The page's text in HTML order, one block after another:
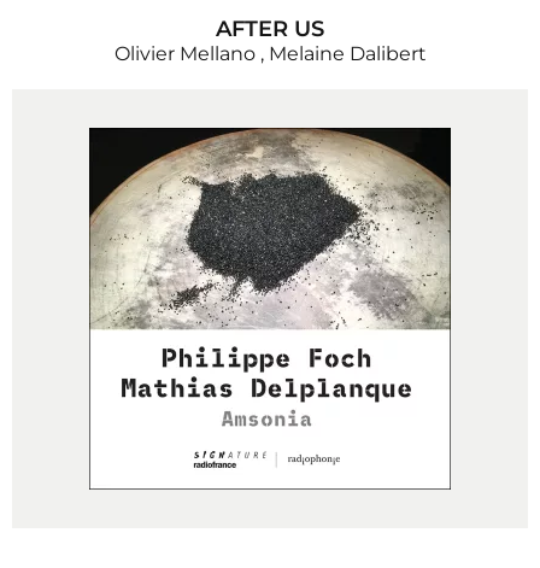
AFTER US
Olivier Mellano, Melaine Dalibert​